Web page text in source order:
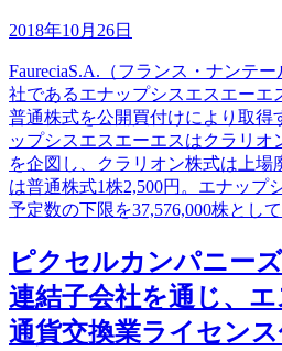
2018年10月26日
FaureciaS.A.（フランス・ナンテ
社であるエナップシスエスエーエ
普通株式を公開買付けにより取得
ップシスエスエーエスはクラリオ
を企図し、クラリオン株式は上場
は普通株式1株2,500円。エナップ
予定数の下限を37,576,000株とし
ピクセルカンパニー
連結子会社を通じ、
通貨交換業ライセン